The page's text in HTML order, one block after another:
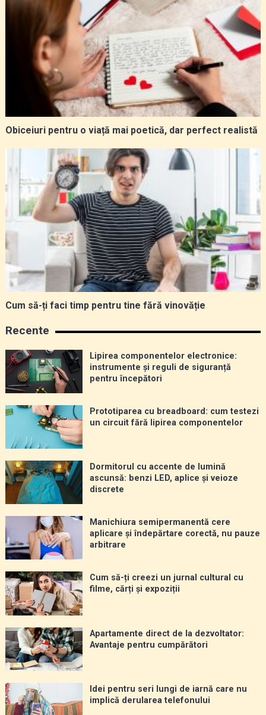
Obiceiuri pentru o viață mai poetică, dar perfect realistă
Cum să-ți faci timp pentru tine fără vinovăție
Recente
Lipirea componentelor electronice:
instrumente și reguli de siguranță
pentru începători
Prototiparea cu breadboard: cum testezi
un circuit fără lipirea componentelor
Dormitorul cu accente de lumină
ascunsă: benzi LED, aplice și veioze
discrete
Manichiura semipermanentă cere
aplicare și îndepărtare corectă, nu pauze
arbitrare
Cum să-ți creezi un jurnal cultural cu
filme, cărți și expoziții
Apartamente direct de la dezvoltator:
Avantaje pentru cumpărători
Idei pentru seri lungi de iarnă care nu
implică derularea telefonului